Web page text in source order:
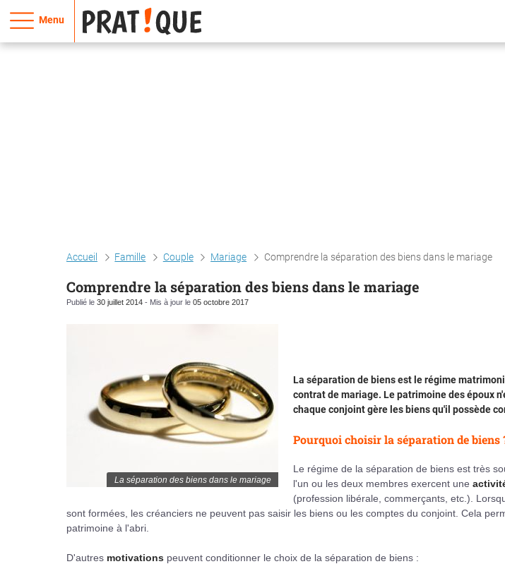
Menu
Accueil Famille Couple Mariage Comprendre la séparation des biens dans le mariage
Comprendre la séparation des biens dans le mariage
Publié le 30 juillet 2014 - Mis à jour le 05 octobre 2017
La séparation des biens dans le mariage
La séparation de biens est le régime
contrat de mariage. Le patrimoine des époux
chaque conjoint gère les biens qu'il possède
Pourquoi choisir la séparation de biens
Le régime de la séparation de biens est très
l'un ou les deux membres exercent une
(profession libérale, commerçants, etc.).
sont formées, les créanciers ne peuvent pas saisir les biens ou les comptes du conjoint. Cela
patrimoine à l'abri.
D'autres motivations peuvent conditionner le choix de la séparation de biens :